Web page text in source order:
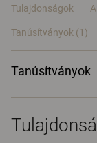
Tulajdonságok
Tanúsítványok (1)
Tanúsítványok